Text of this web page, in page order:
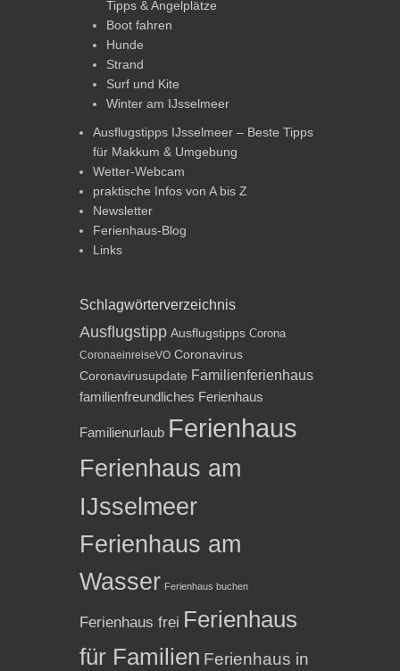
Tipps & Angelplätze
Boot fahren
Hunde
Strand
Surf und Kite
Winter am IJsselmeer
Ausflugstipps IJsselmeer – Beste Tipps
für Makkum & Umgebung
Wetter-Webcam
praktische Infos von A bis Z
Newsletter
Ferienhaus-Blog
Links
Schlagwörterverzeichnis
Ausflugstipp Ausflugstipps Corona
CoronaeinreiseVO Coronavirus
Coronavirusupdate Familienferienhaus
familienfreundliches Ferienhaus
Familienurlaub Ferienhaus
Ferienhaus am
IJsselmeer
Ferienhaus am
Wasser Ferienhaus buchen
Ferienhaus frei Ferienhaus
für Familien Ferienhaus in